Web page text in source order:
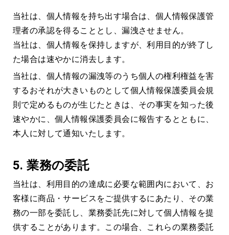
当社は、個人情報を持ち出す場合は、個人情報保護管
理者の承認を得ることとし、漏洩させません。
当社は、個人情報を保持しますが、利用目的が終了し
た場合は速やかに消去します。
当社は、個人情報の漏洩等のうち個人の権利権益を害
するおそれが大きいものとして個人情報保護委員会規
則で定めるものが生じたときは、その事実を知った後
速やかに、個人情報保護委員会に報告するとともに、
本人に対して通知いたします。
5. 業務の委託
当社は、利用目的の達成に必要な範囲内において、お
客様に商品・サービスをご提供するにあたり、その業
務の一部を委託し、業務委託先に対して個人情報を提
供することがあります。この場合、これらの業務委託